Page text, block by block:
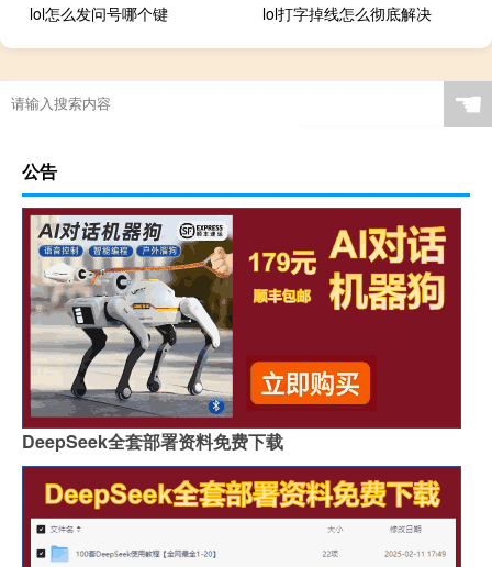
lol怎么发问号哪个键
lol打字掉线怎么彻底解决
☚
公告
DeepSeek全套部署资料免费下载